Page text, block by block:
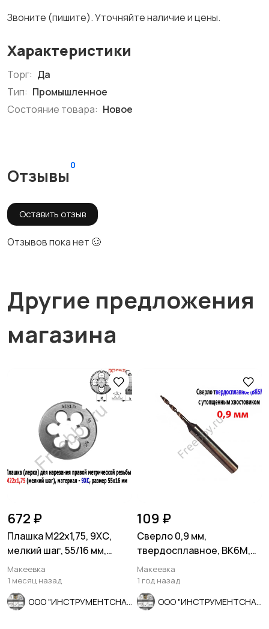
Звоните (пишите). Уточняйте наличие и цены.
Характеристики
Торг: Да
Тип: Промышленное
Состояние товара: Новое
Отзывы
0
Оставить отзыв
Отзывов пока нет 🥴
Другие предложения
магазина
672 ₽
Плашка М22х1,75, 9ХС,
мелкий шаг, 55/16 мм,
ГОСТ 7740-71
Макеевка
1 месяц назад
109 ₽
Сверло 0,9 мм,
твердосплавное, ВК6М,
монолитное, 30/6 мм,
утол. хв.
Макеевка
1 год назад